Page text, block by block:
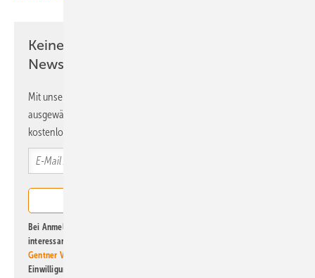
Keine Zeit? Kein Problem mit dem ERE
Newsletter!
Mit unserem Newsletter erhalten Sie regelmäßig von uns
ausgewählte Informationen und Neuigkeiten, gebündelt und
kostenlos direkt ins Postfach.
Bei Anmeldung zu diesem Newsletter bin ich damit einverstanden, über
interessante Verlags- und Online-Angebote
Gentner Verlag GmbH & Co. KG
Einwilligung kann ich jederzeit widerrufen und eine Abmeldung ist